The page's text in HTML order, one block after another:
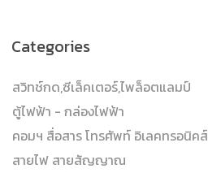
Categories
สวิทช์กด,ซีเล็คเตอร์,ไพล็อตแลมป์
ตู้ไฟฟ้า - กล่องไฟฟ้า
คอมฯ สื่อสาร โทรศัพท์ อิเลคทรอนิคส์
สายไฟ สายสัญญาณ